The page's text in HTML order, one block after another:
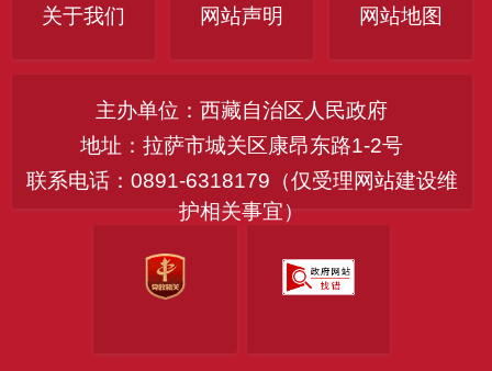
关于我们 网站声明 网站地图
主办单位：西藏自治区人民政府
地址：拉萨市城关区康昂东路1-2号
联系电话：0891-6318179（仅受理网站建设维
护相关事宜）